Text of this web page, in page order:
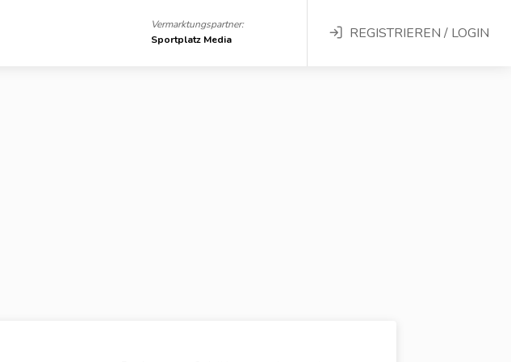
Vermarktungspartner:
Sportplatz Media
REGISTRIEREN / LOGIN